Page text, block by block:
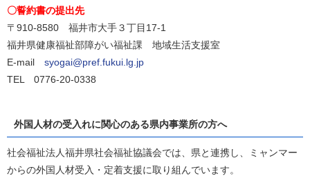
〇誓約書の提出先
〒910-8580 福井市大手３丁目17-1
福井県健康福祉部障がい福祉課 地域生活支援室
E-mail syogai@pref.fukui.lg.jp
TEL 0776-20-0338
外国人材の受入れに関心のある県内事業所の方へ
社会福祉法人福井県社会福祉協議会では、県と連携し、ミャンマー
からの外国人材受入・定着支援に取り組んでいます。